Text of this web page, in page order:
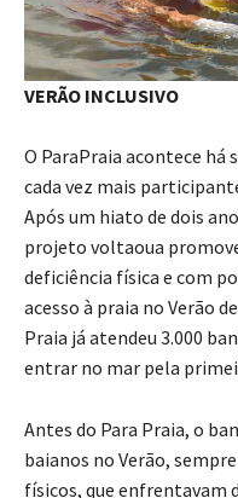
VERÃO INCLUSIVO
O ParaPraia acontece há
cada vez mais
Após um hiato de dois
projeto voltaoua
deficiência física e com
acesso à praia no Verão
Praia já atendeu 3.000
entrar no mar pela
Antes do Para Praia, o
baianos no Verão,
físicos, que enfrentavam